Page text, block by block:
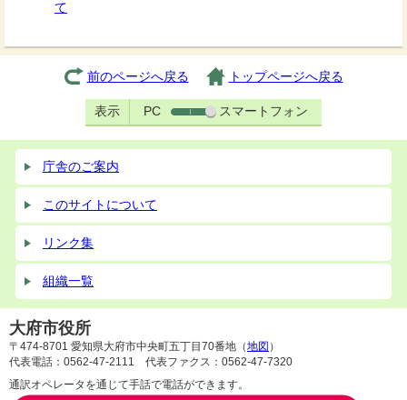
て
前のページへ戻る トップページへ戻る
表示 PC スマートフォン
庁舎のご案内
このサイトについて
リンク集
組織一覧
大府市役所
〒474-8701 愛知県大府市中央町五丁目70番地（地図 ）
代表電話：0562-47-2111 代表ファクス：0562-47-7320
通訳オペレータを通じて手話で電話ができます。